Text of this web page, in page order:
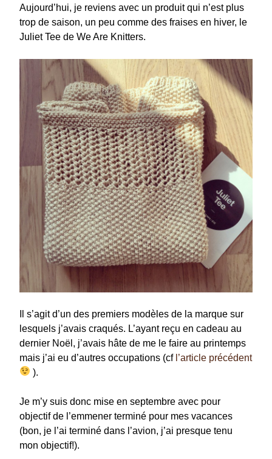
Aujourd’hui, je reviens avec un produit qui n’est plus
trop de saison, un peu comme des fraises en hiver, le
Juliet Tee de We Are Knitters.
Il s’agit d’un des premiers modèles de la marque sur
lesquels j’avais craqués. L’ayant reçu en cadeau au
dernier Noël, j’avais hâte de me le faire au printemps
mais j’ai eu d’autres occupations (cf l’article précédent
).
Je m’y suis donc mise en septembre avec pour
objectif de l’emmener terminé pour mes vacances
(bon, je l’ai terminé dans l’avion, j’ai presque tenu
mon objectif!).